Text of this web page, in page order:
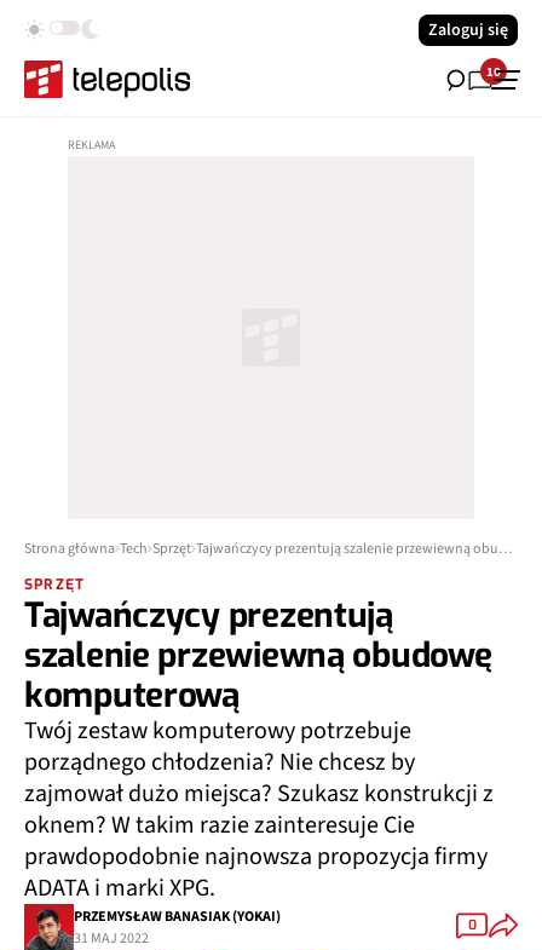
Zaloguj się
10
Strona główna Tech Sprzęt Tajwańczycy prezentują szalenie przewiewną obudowę komputerową
SPRZĘT
Tajwańczycy prezentują
szalenie przewiewną obudowę
komputerową
Twój zestaw komputerowy potrzebuje
porządnego chłodzenia? Nie chcesz by
zajmował dużo miejsca? Szukasz konstrukcji z
oknem? W takim razie zainteresuje Cie
prawdopodobnie najnowsza propozycja firmy
ADATA i marki XPG.
PRZEMYSŁAW BANASIAK (YOKAI)
31 MAJ 2022
0